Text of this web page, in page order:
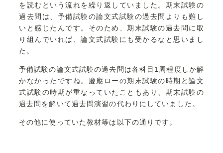
を読むという流れを繰り返していました。期末試験の
過去問は、予備試験の論文式試験の過去問よりも難し
いと感じたんです。そのため、期末試験の過去問に取
り組んでいれば、論文式試験にも受かるなと思いまし
た。
予備試験の論文式試験の過去問は各科目1周程度しか解
かなかったですね。慶應ローの期末試験の時期と論文
式試験の時期が重なっていたこともあり、期末試験の
過去問を解いて過去問演習の代わりにしていました。
その他に使っていた教材等は以下の通りです。